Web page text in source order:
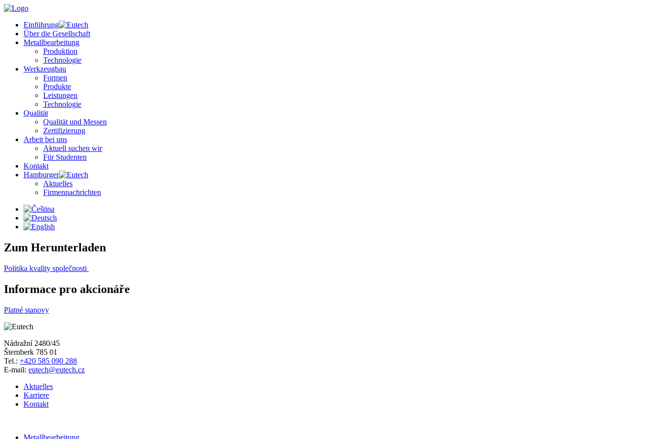
Einführung
Über die Gesellschaft
Metallbearbeitung
Produktion
Technologie
Werkzeugbau
Formen
Produkte
Leistungen
Technologie
Qualität
Qualität und Messen
Zertifizierung
Arbeit bei uns
Aktuell suchen wir
Für Studenten
Kontakt
Hamburger
Aktuelles
Firmennachrichten
Zum Herunterladen
Politika kvality společnosti
Informace pro akcionáře
Platné stanovy
Nádražní 2480/45
Šternberk 785 01
Tel.: +420 585 090 288
E-mail: eutech@eutech.cz
Aktuelles
Karriere
Kontakt
Metallbearbeitung